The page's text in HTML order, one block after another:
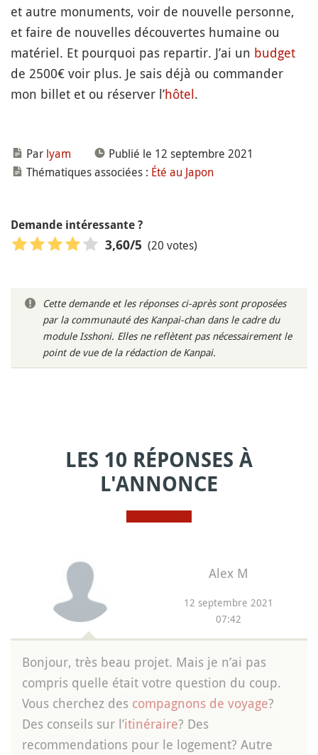
et autre monuments, voir de nouvelle personne,
et faire de nouvelles découvertes humaine ou
matériel. Et pourquoi pas repartir. J’ai un budget
de 2500€ voir plus. Je sais déjà ou commander
mon billet et ou réserver l’hôtel.
Par lyam
Publié le 12 septembre 2021
Thématiques associées : Été au Japon
Demande intéressante ?
3,60/5 (20 votes)
Cette demande et les réponses ci-après sont proposées
par la communauté des Kanpai-chan dans le cadre du
module Isshoni. Elles ne reflètent pas nécessairement le
point de vue de la rédaction de Kanpai.
LES 10 RÉPONSES À
L'ANNONCE
Alex M
12 septembre 2021
07:42
Bonjour, très beau projet. Mais je n’ai pas
compris quelle était votre question du coup.
Vous cherchez des compagnons de voyage?
Des conseils sur l’itinéraire? Des
recommendations pour le logement? Autre